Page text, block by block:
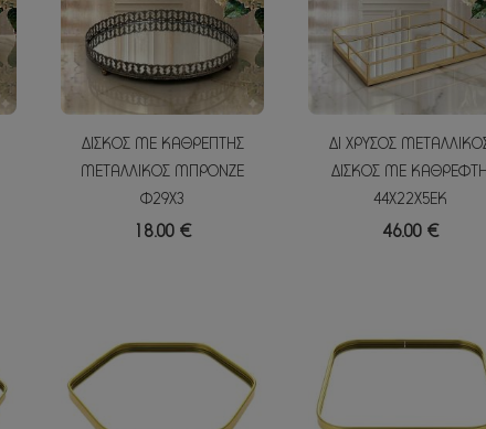
ΔΙΣΚΟΣ ΜΕ ΚΑΘΡΕΠΤΗΣ
ΜΕΤΑΛΛΙΚΟΣ ΜΠΡΟΝΖΕ
Φ29Χ3
18.00 €
ΔΙ ΧΡΥΣΟΣ
ΔΙΣΚΟΣ ΜΕ ΚΑΘΡΕΦΤΗ
44Χ22Χ5ΕΚ
46.00 €